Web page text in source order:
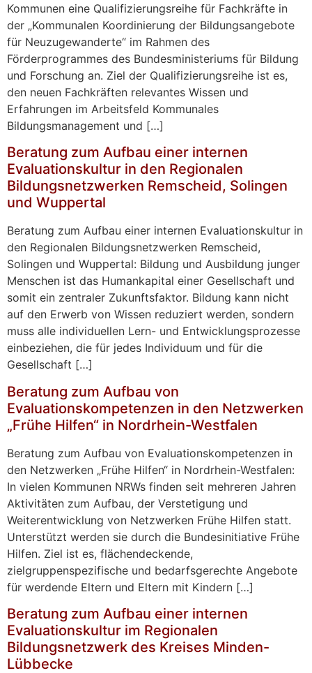
Kommunen eine Qualifizierungsreihe für Fachkräfte in
der „Kommunalen Koordinierung der Bildungsangebote
für Neuzugewanderte“ im Rahmen des
Förderprogrammes des Bundesministeriums für Bildung
und Forschung an. Ziel der Qualifizierungsreihe ist es,
den neuen Fachkräften relevantes Wissen und
Erfahrungen im Arbeitsfeld Kommunales
Bildungsmanagement und […]
Beratung zum Aufbau einer internen
Evaluationskultur in den Regionalen
Bildungsnetzwerken Remscheid, Solingen
und Wuppertal
Beratung zum Aufbau einer internen Evaluationskultur in
den Regionalen Bildungsnetzwerken Remscheid,
Solingen und Wuppertal: Bildung und Ausbildung junger
Menschen ist das Humankapital einer Gesellschaft und
somit ein zentraler Zukunftsfaktor. Bildung kann nicht
auf den Erwerb von Wissen reduziert werden, sondern
muss alle individuellen Lern- und Entwicklungsprozesse
einbeziehen, die für jedes Individuum und für die
Gesellschaft […]
Beratung zum Aufbau von
Evaluationskompetenzen in den Netzwerken
„Frühe Hilfen“ in Nordrhein-Westfalen
Beratung zum Aufbau von Evaluationskompetenzen in
den Netzwerken „Frühe Hilfen“ in Nordrhein-Westfalen:
In vielen Kommunen NRWs finden seit mehreren Jahren
Aktivitäten zum Aufbau, der Verstetigung und
Weiterentwicklung von Netzwerken Frühe Hilfen statt.
Unterstützt werden sie durch die Bundesinitiative Frühe
Hilfen. Ziel ist es, flächendeckende,
zielgruppenspezifische und bedarfsgerechte Angebote
für werdende Eltern und Eltern mit Kindern […]
Beratung zum Aufbau einer internen
Evaluationskultur im Regionalen
Bildungsnetzwerk des Kreises Minden-
Lübbecke